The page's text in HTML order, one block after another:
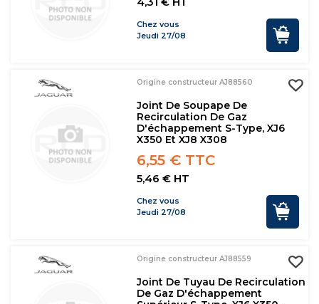
Chez vous
Jeudi 27/08
Origine constructeur AJ88560
Joint De Soupape De
Recirculation De Gaz
D'échappement S-Type, XJ6
X350 Et XJ8 X308
6,55 € TTC
5,46 € HT
Chez vous
Jeudi 27/08
Origine constructeur AJ88559
Joint De Tuyau De Recirculation
De Gaz D'échappement